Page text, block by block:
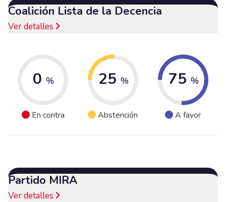
Coalición Lista de la Decencia
Ver detalles
0 %
En contra
25 %
Abstención
75 %
A favor
Partido MIRA
Ver detalles